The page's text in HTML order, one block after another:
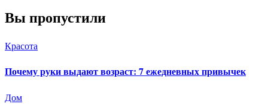
Вы пропустили
Красота
Почему руки выдают возраст: 7 ежедневных привычек
Дом